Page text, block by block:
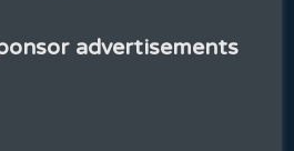
advertisements